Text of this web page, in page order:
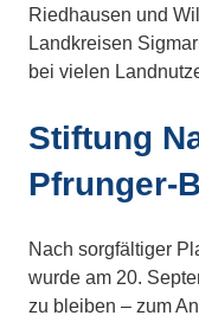
Riedhausen und
Landkreisen
bei vielen
Stiftung
Pfrunger-
Nach sorgfältiger
wurde am 20.
zu bleiben – zum